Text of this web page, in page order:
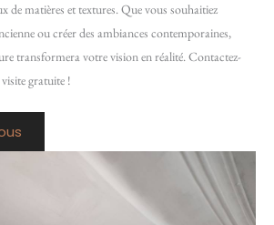
de matières et textures. Que vous souhaitiez
ou créer des ambiances contemporaines,
transformera votre vision en réalité. Contactez-
gratuite !